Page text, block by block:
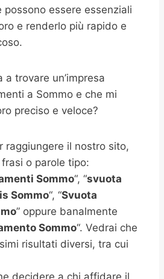
possono essere essenziali
e renderlo più rapido e
a trovare un’impresa
a Sommo e che mi
preciso e veloce?
raggiungere il nostro sito,
o parole tipo:
Sommo“, “svuota
Sommo“, “Svuota
” oppure banalmente
Sommo“. Vedrai che
risultati diversi, tra cui
decidere a chi affidare il